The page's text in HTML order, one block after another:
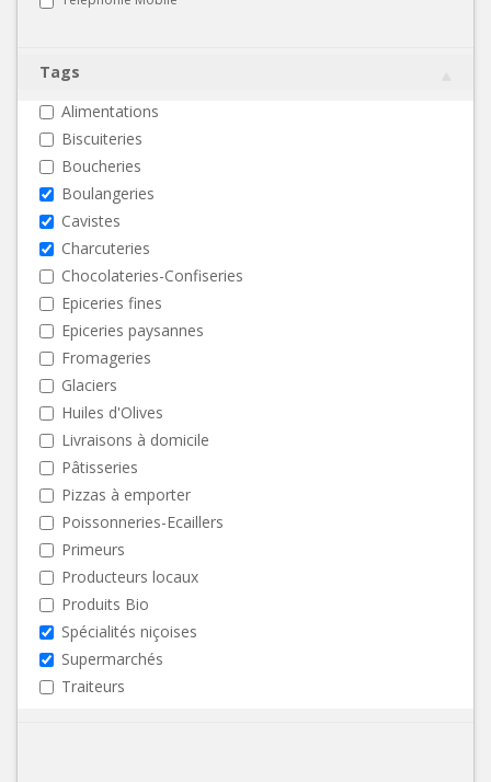
Tags
Alimentations
Biscuiteries
Boucheries
Boulangeries
Cavistes
Charcuteries
Chocolateries-Confiseries
Epiceries fines
Epiceries paysannes
Fromageries
Glaciers
Huiles d'Olives
Livraisons à domicile
Pâtisseries
Pizzas à emporter
Poissonneries-Ecaillers
Primeurs
Producteurs locaux
Produits Bio
Spécialités niçoises
Supermarchés
Traiteurs